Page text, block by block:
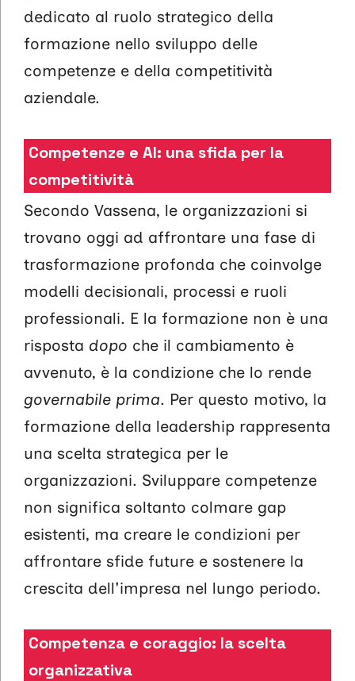
dedicato al ruolo strategico della
formazione nello sviluppo delle
competenze e della competitività
aziendale.
Competenze e AI: una sfida per la
competitività
Secondo Vassena, le organizzazioni si
trovano oggi ad affrontare una fase di
trasformazione profonda che coinvolge
modelli decisionali, processi e ruoli
professionali. E la formazione non è una
risposta dopo che il cambiamento è
avvenuto, è la condizione che lo rende
governabile prima. Per questo motivo, la
formazione della leadership rappresenta
una scelta strategica per le
organizzazioni. Sviluppare competenze
non significa soltanto colmare gap
esistenti, ma creare le condizioni per
affrontare sfide future e sostenere la
crescita dell'impresa nel lungo periodo.
Competenza e coraggio: la scelta
organizzativa